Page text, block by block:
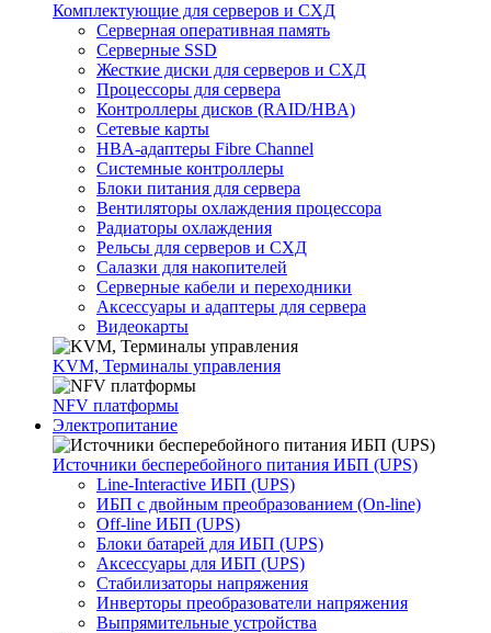
Комплектующие для серверов и СХД
Серверная оперативная память
Серверные SSD
Жесткие диски для серверов и СХД
Процессоры для сервера
Контроллеры дисков (RAID/HBA)
Сетевые карты
HBA-адаптеры Fibre Channel
Системные контроллеры
Блоки питания для сервера
Вентиляторы охлаждения процессора
Радиаторы охлаждения
Рельсы для серверов и СХД
Салазки для накопителей
Серверные кабели и переходники
Аксессуары и адаптеры для сервера
Видеокарты
KVM, Терминалы управления
NFV платформы
Электропитание
Источники бесперебойного питания ИБП (UPS)
Line-Interactive ИБП (UPS)
ИБП с двойным преобразованием (On-line)
Off-line ИБП (UPS)
Блоки батарей для ИБП (UPS)
Аксессуары для ИБП (UPS)
Стабилизаторы напряжения
Инверторы преобразователи напряжения
Выпрямительные устройства